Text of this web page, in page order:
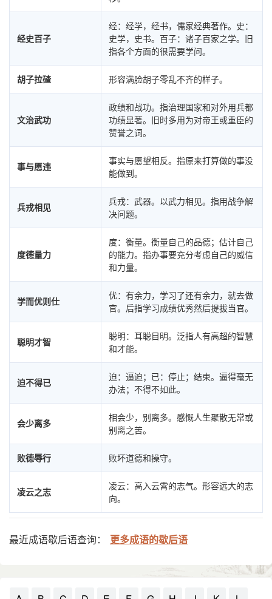
经史百子
经：经学，经书，儒家经典著作。史：
史学，史书。百子：诸子百家之学。旧
指各个方面的很需要学问。
胡子拉碴 形容满脸胡子零乱不齐的样子。
文治武功
政绩和战功。指治理国家和对外用兵都
功绩显著。旧时多用为对帝王或重臣的
赞誉之词。
事与愿违
事实与愿望相反。指原来打算做的事没
能做到。
兵戎相见
兵戎：武器。以武力相见。指用战争解
决问题。
度德量力
度：衡量。衡量自己的品德；估计自己
的能力。指办事要充分考虑自己的威信
和力量。
学而优则仕
优：有余力，学习了还有余力，就去做
官。后指学习成绩优秀然后提拔当官。
聪明才智
聪明：耳聪目明。泛指人有高超的智慧
和才能。
迫不得已
迫：逼迫；已：停止；结束。逼得毫无
办法；不得不如此。
会少离多
相会少，别离多。感慨人生聚散无常或
别离之苦。
败德辱行 败坏道德和操守。
凌云之志
凌云：高入云霄的志气。形容远大的志
向。
最近成语歇后语查询： 更多成语的歇后语